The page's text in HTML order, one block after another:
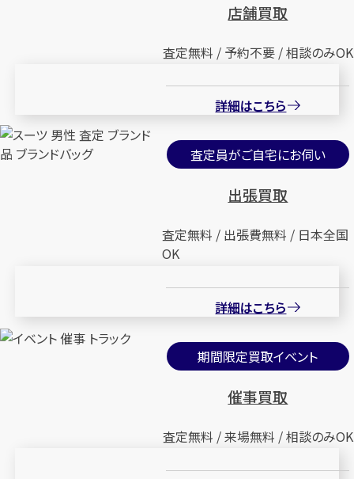
店舗買取
査定無料 / 予約不要 / 相談のみOK
詳細はこちら
査定員がご自宅にお伺い
出張買取
査定無料 / 出張費無料 / 日本全国
OK
詳細はこちら
期間限定買取イベント
催事買取
査定無料 / 来場無料 / 相談のみOK